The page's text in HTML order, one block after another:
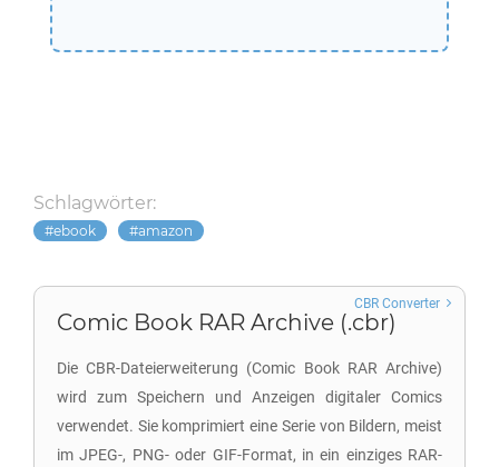
Schlagwörter:
ebook amazon
Comic Book RAR Archive (.cbr)
Die CBR-Dateierweiterung (Comic Book RAR Archive)
wird zum Speichern und Anzeigen digitaler Comics
verwendet. Sie komprimiert eine Serie von Bildern, meist
im JPEG-, PNG- oder GIF-Format, in ein einziges RAR-
CBR Converter